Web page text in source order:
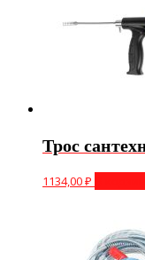
Трос
1134,00₽